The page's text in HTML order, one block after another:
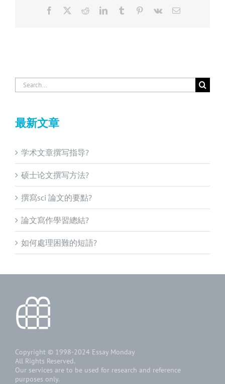
Facebook RedditLinkedInTumblr Pinterest
Vk Email
Search
for:
最新文章
学术文章撰写指导?
硕士论文撰写方法?
撰寫sci 論文的要點?
論文寫作學習總結?
如何處理困難的短語?
Copyright © 1998-2024 Essay Monday
All Rights Reserved.
Our services are to be used for research and reference
purposes only.